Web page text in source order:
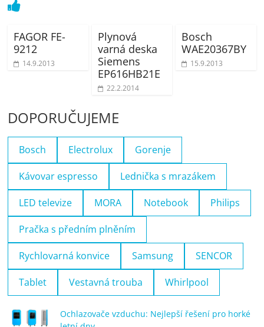
FAGOR FE-
9212
14.9.2013
Plynová
varná deska
Siemens
EP616HB21E
22.2.2014
Bosch
WAE20367BY
15.9.2013
DOPORUČUJEME
Bosch Electrolux Gorenje
Kávovar espresso Lednička s mrazákem
LED televize MORA Notebook Philips
Pračka s předním plněním
Rychlovarná konvice Samsung SENCOR
Tablet Vestavná trouba Whirlpool
Ochlazovače vzduchu: Nejlepší řešení pro horké